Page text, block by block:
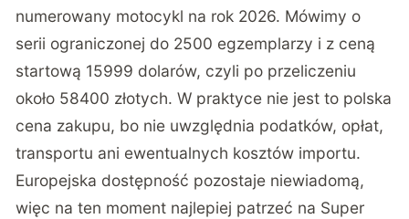
numerowany motocykl na rok 2026. Mówimy o
serii ograniczonej do 2500 egzemplarzy i z ceną
startową 15999 dolarów, czyli po przeliczeniu
około 58400 złotych. W praktyce nie jest to polska
cena zakupu, bo nie uwzględnia podatków, opłat,
transportu ani ewentualnych kosztów importu.
Europejska dostępność pozostaje niewiadomą,
więc na ten moment najlepiej patrzeć na Super